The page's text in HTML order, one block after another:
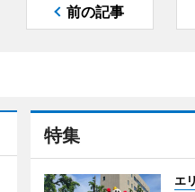
前の記事
特集
エ